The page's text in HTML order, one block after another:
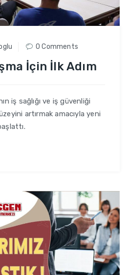
0 Comments
İçin İlk Adım
iş sağlığı ve iş güvenliği
artırmak amacıyla yeni